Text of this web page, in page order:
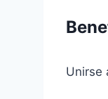
Unirse